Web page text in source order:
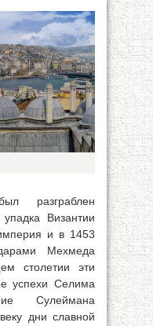
разграблен
Византии
и в 1453
Мехмеда
столетии эти
успехи Селима
Сулеймана
дни славной